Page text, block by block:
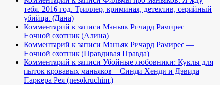
тебя. 2016 год. Триллер, криминал, детектив, серийный
убийца. (Дана)
Комментарий к записи Маньяк Ричард Рамирес —
Ночной охотник (Алина)
Комментарий к записи Маньяк Ричард Рамирес —
Ночной охотник (Правдивая Правда)
Комментарий к записи Убойные любовники: Куклы для
пыток кровавых маньяков – Синди Хенди и Дэвида
Паркера Рея (nesokruchimi)